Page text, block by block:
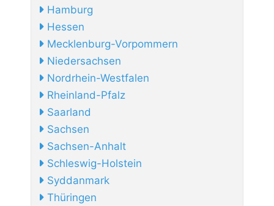
Hamburg
Hessen
Mecklenburg-Vorpommern
Niedersachsen
Nordrhein-Westfalen
Rheinland-Pfalz
Saarland
Sachsen
Sachsen-Anhalt
Schleswig-Holstein
Syddanmark
Thüringen